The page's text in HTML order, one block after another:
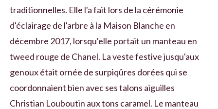
traditionnelles. Elle l'a fait lors de la cérémonie
d'éclairage de l'arbre à la Maison Blanche en
décembre 2017, lorsqu'elle portait un manteau en
tweed rouge de Chanel. La veste festive jusqu'aux
genoux était ornée de surpiqûres dorées qui se
coordonnaient bien avec ses talons aiguilles
Christian Louboutin aux tons caramel. Le manteau